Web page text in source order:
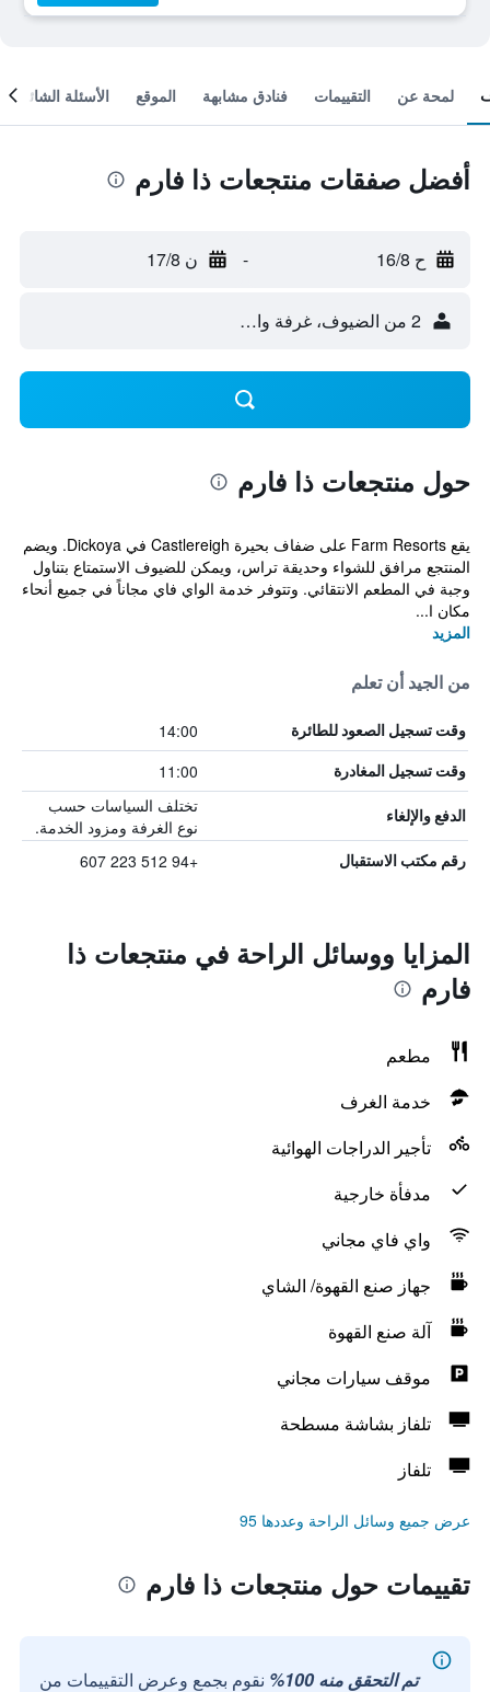
لمحة عن التقييمات فنادق مشابهة الموقع الأسئلة الشائعة
أفضل صفقات منتجعات ذا فارم
ح 16/8 - ن 17/8
2 من الضيوف، غرفة واحدة
حول منتجعات ذا فارم
يقع Farm Resorts على ضفاف بحيرة Castlereigh في Dickoya. ويضم
المنتجع مرافق للشواء وحديقة تراس، ويمكن للضيوف الاستمتاع بتناول
وجبة في المطعم الانتقائي. وتتوفر خدمة الواي فاي مجاناً في جميع أنحاء
مكان ا...
المزيد
من الجيد أن تعلم
وقت تسجيل الصعود للطائرة 14:00
وقت تسجيل المغادرة 11:00
الدفع والإلغاء
تختلف السياسات حسب
نوع الغرفة ومزود الخدمة.
رقم مكتب الاستقبال +94 512 223 607
المزايا ووسائل الراحة في منتجعات ذا
فارم
مطعم
خدمة الغرف
تأجير الدراجات الهوائية
مدفأة خارجية
واي فاي مجاني
جهاز صنع القهوة/ الشاي
آلة صنع القهوة
موقف سيارات مجاني
تلفاز بشاشة مسطحة
تلفاز
عرض جميع وسائل الراحة وعددها 95
تقييمات حول منتجعات ذا فارم
تم التحقق منه 100% نقوم بجمع وعرض التقييمات من